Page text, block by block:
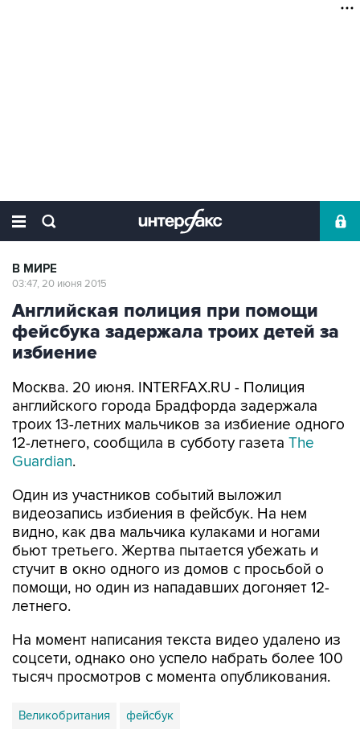
В МИРЕ
03:47, 20 июня 2015
Английская полиция при помощи
фейсбука задержала троих детей за
избиение
Москва. 20 июня. INTERFAX.RU - Полиция
английского города Брадфорда задержала
троих 13-летних мальчиков за избиение одного
12-летнего, сообщила в субботу газета The
Guardian.
Один из участников событий выложил
видеозапись избиения в фейсбук. На нем
видно, как два мальчика кулаками и ногами
бьют третьего. Жертва пытается убежать и
стучит в окно одного из домов с просьбой о
помощи, но один из нападавших догоняет 12-
летнего.
На момент написания текста видео удалено из
соцсети, однако оно успело набрать более 100
тысяч просмотров с момента опубликования.
Великобритания фейсбук